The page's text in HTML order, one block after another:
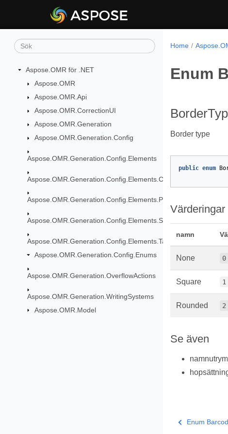
Aspose.OMR för .NET
Aspose.OMR
Aspose.OMR.Api
Aspose.OMR.CorrectionUI
Aspose.OMR.Generation
Aspose.OMR.Generation.Config
Aspose.OMR.Generation.Config.Elements
Aspose.OMR.Generation.Config.Elements.CustomAnswerSheet
Aspose.OMR.Generation.Config.Elements.Parents
Aspose.OMR.Generation.Config.Elements.ScoreGroup
Aspose.OMR.Generation.Config.Elements.Table
Aspose.OMR.Generation.Config.Enums
Aspose.OMR.Generation.OverflowActions
Aspose.OMR.Generation.WritingSystems
Aspose.OMR.Model
Home
Enum
Border type
public enum
Värderingar
namn
None 0
Square 1
Rounded 2
Se även
Enum